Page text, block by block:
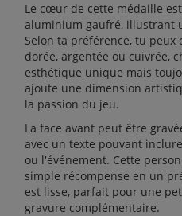
Le cœur de cette médaille
aluminium gaufré, illustrant
Selon ta préférence, tu
dorée, argentée ou cuivrée,
esthétique unique mais
ajoute une dimension
la passion du jeu.
La face avant peut être
avec un texte pouvant
ou l'événement. Cette
simple récompense en un
est lisse, parfait pour une
gravure complémentaire.